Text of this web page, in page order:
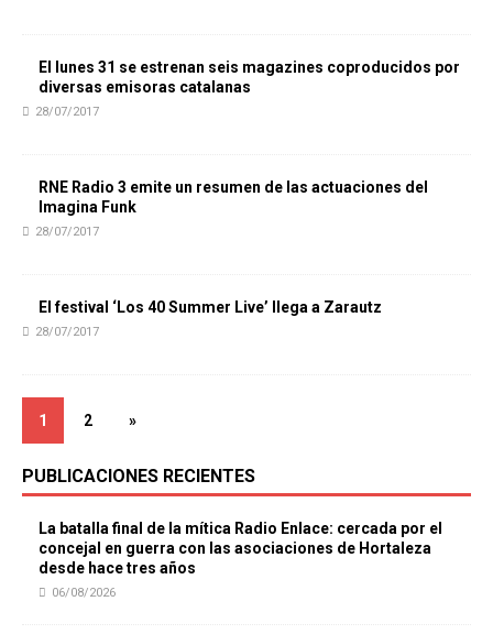
El lunes 31 se estrenan seis magazines coproducidos por
diversas emisoras catalanas
28/07/2017
RNE Radio 3 emite un resumen de las actuaciones del
Imagina Funk
28/07/2017
El festival ‘Los 40 Summer Live’ llega a Zarautz
28/07/2017
1 2 »
PUBLICACIONES RECIENTES
La batalla final de la mítica Radio Enlace: cercada por el
concejal en guerra con las asociaciones de Hortaleza
desde hace tres años
06/08/2026